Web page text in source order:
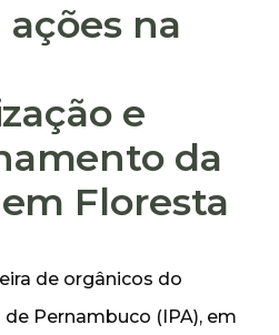
ações na
e
da
Floresta
de orgânicos do
Pernambuco (IPA), em